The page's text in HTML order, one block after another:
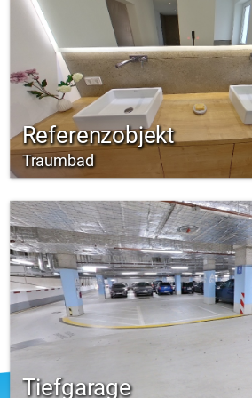
Referenzobjekt
Traumbad
Tiefgarage